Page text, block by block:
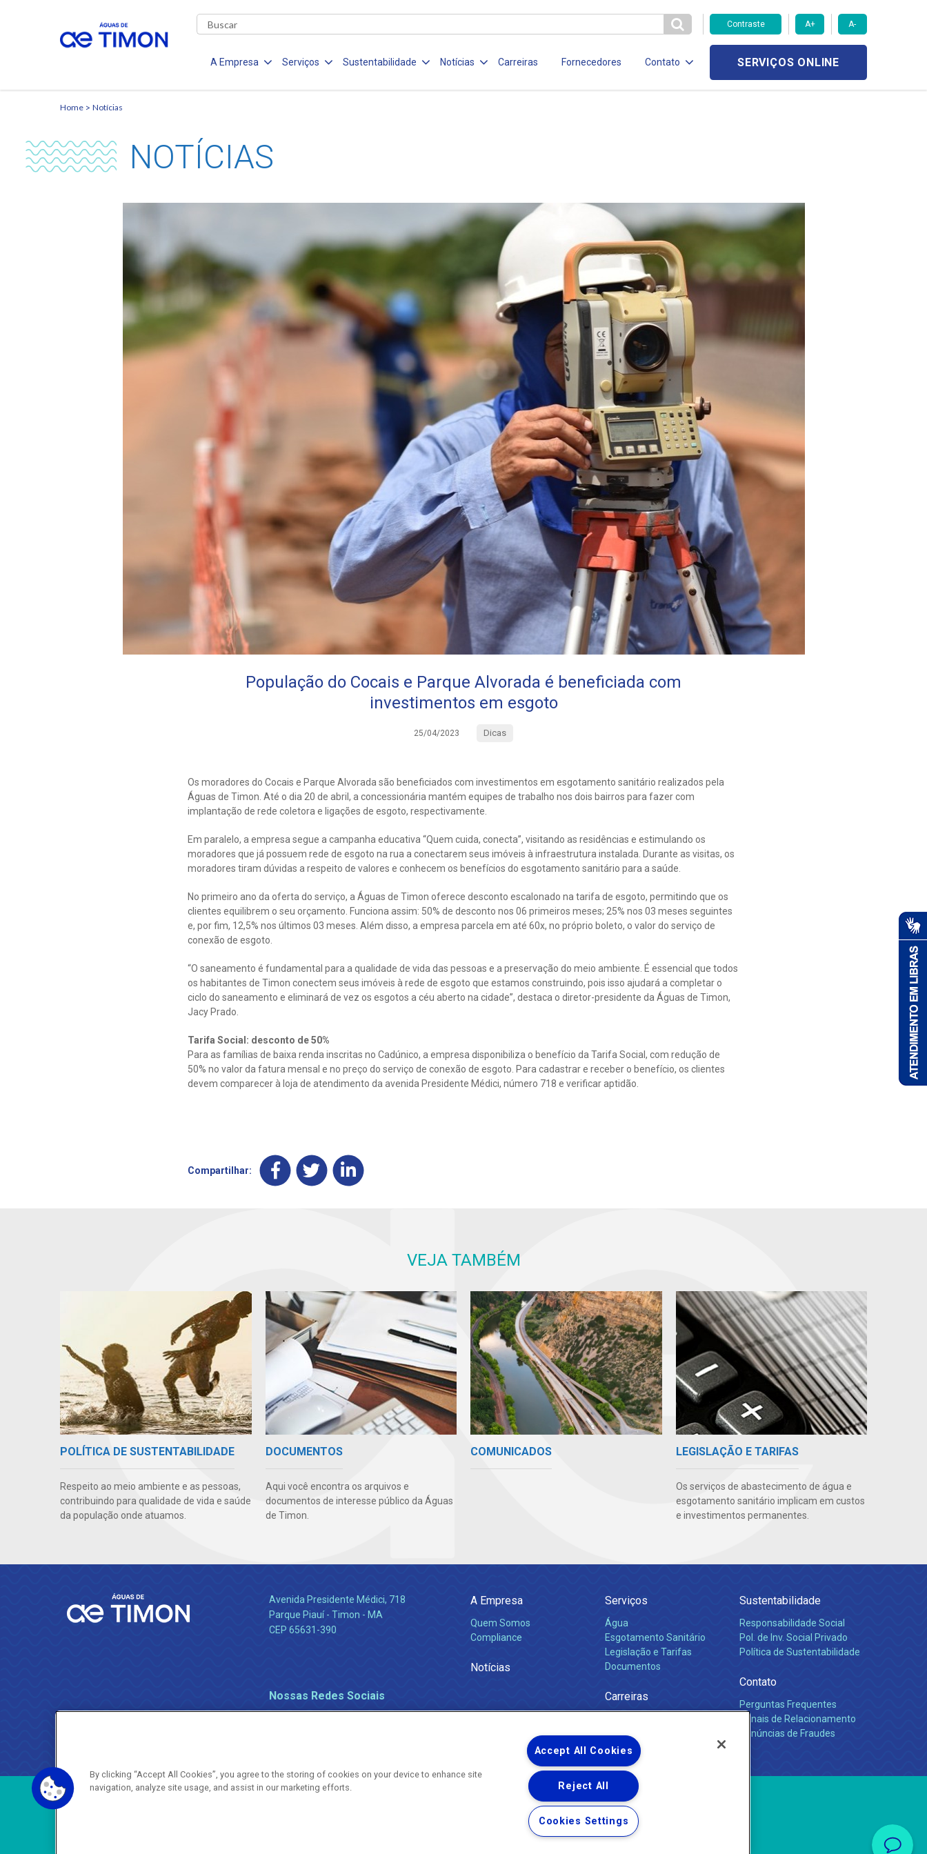
Contraste A+ A-
A Empresa Serviços Sustentabilidade Notícias Carreiras Fornecedores Contato SERVIÇOS ONLINE
Home Notícias
NOTÍCIAS
População do Cocais e Parque Alvorada é beneficiada com
investimentos em esgoto
25/04/2023 Dicas
Os moradores do Cocais e Parque Alvorada são beneficiados com investimentos em esgotamento sanitário realizados pela
Águas de Timon. Até o dia 20 de abril, a concessionária mantém equipes de trabalho nos dois bairros para fazer com
implantação de rede coletora e ligações de esgoto, respectivamente.
Em paralelo, a empresa segue a campanha educativa “Quem cuida, conecta”, visitando as residências e estimulando os
moradores que já possuem rede de esgoto na rua a conectarem seus imóveis à infraestrutura instalada. Durante as visitas, os
moradores tiram dúvidas a respeito de valores e conhecem os benefícios do esgotamento sanitário para a saúde.
No primeiro ano da oferta do serviço, a Águas de Timon oferece desconto escalonado na tarifa de esgoto, permitindo que os
clientes equilibrem o seu orçamento. Funciona assim: 50% de desconto nos 06 primeiros meses; 25% nos 03 meses seguintes
e, por fim, 12,5% nos últimos 03 meses. Além disso, a empresa parcela em até 60x, no próprio boleto, o valor do serviço de
conexão de esgoto.
“O saneamento é fundamental para a qualidade de vida das pessoas e a preservação do meio ambiente. É essencial que todos
os habitantes de Timon conectem seus imóveis à rede de esgoto que estamos construindo, pois isso ajudará a completar o
ciclo do saneamento e eliminará de vez os esgotos a céu aberto na cidade”, destaca o diretor-presidente da Águas de Timon,
Jacy Prado.
Tarifa Social: desconto de 50%
Para as famílias de baixa renda inscritas no Cadúnico, a empresa disponibiliza o benefício da Tarifa Social, com redução de
50% no valor da fatura mensal e no preço do serviço de conexão de esgoto. Para cadastrar e receber o benefício, os clientes
devem comparecer à loja de atendimento da avenida Presidente Médici, número 718 e verificar aptidão.
Compartilhar:
VEJA TAMBÉM
POLÍTICA DE SUSTENTABILIDADE
Respeito ao meio ambiente e as pessoas,
contribuindo para qualidade de vida e saúde
da população onde atuamos.
DOCUMENTOS
Aqui você encontra os arquivos e
documentos de interesse público da Águas
de Timon.
COMUNICADOS LEGISLAÇÃO E TARIFAS
Os serviços de abastecimento de água e
esgotamento sanitário implicam em custos
e investimentos permanentes.
Avenida Presidente Médici, 718
Parque Piauí - Timon - MA
CEP 65631-390
Nossas Redes Sociais
A Empresa
Quem Somos
Compliance
Notícias
Serviços
Água
Esgotamento Sanitário
Legislação e Tarifas
Documentos
Carreiras
Sustentabilidade
Responsabilidade Social
Pol. de Inv. Social Privado
Política de Sustentabilidade
Contato
Perguntas Frequentes
Canais de Relacionamento
Denúncias de Fraudes
Copyright ® 2026 - Todos os Direitos Reservados.
By clicking “Accept All Cookies”, you agree to the storing of cookies on your device to enhance site
navigation, analyze site usage, and assist in our marketing efforts.
Accept All Cookies
Reject All
Cookies Settings